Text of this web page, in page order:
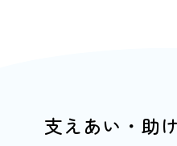
支えあい・助